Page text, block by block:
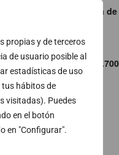
propias y de terceros
de usuario posible al
estadísticas de uso
hábitos de
visitadas). Puedes
en el botón
en "Configurar".
máximos por encima de
en más de 2.700
del eclipse solar